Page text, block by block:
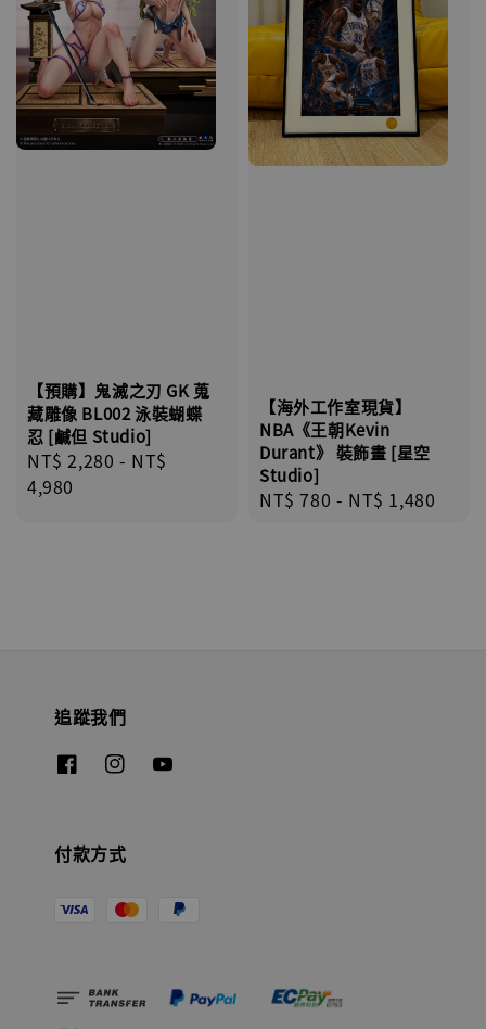
【預購】鬼滅之刃 GK 蒐
藏雕像 BL002 泳裝蝴蝶
忍 [鹹但 Studio]
Regular
price
NT$ 2,280 - NT$
4,980
【海外工作室現貨】
NBA《王朝Kevin
Durant》 裝飾畫 [星空
Studio]
Regular
NT$ 780 - NT$ 1,480
追蹤我們
付款方式